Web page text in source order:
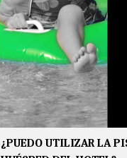
¿PUEDO UTILIZAR LA